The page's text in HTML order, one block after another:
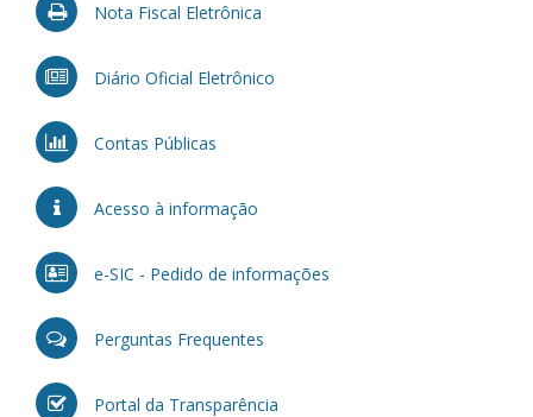
Nota Fiscal Eletrônica
Diário Oficial Eletrônico
Contas Públicas
Acesso à informação
e-SIC - Pedido de informações
Perguntas Frequentes
Portal da Transparência